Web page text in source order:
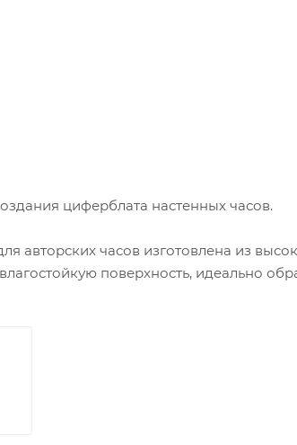
циферблата настенных часов.
авторских часов изготовлена из
поверхность, идеально